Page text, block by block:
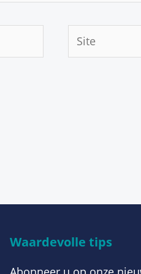
Site
Waardevolle tips